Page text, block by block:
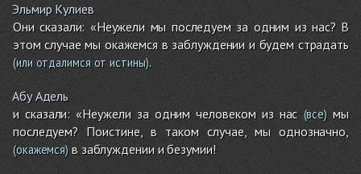
Эльмир Кулиев
Они сказали: «Неужели мы последуем за одним из нас? В
этом случае мы окажемся в заблуждении и будем страдать
(или отдалимся от истины).
Абу Адель
и сказали: «Неужели за одним человеком из нас (все) мы
последуем? Поистине, в таком случае, мы однозначно,
(окажемся) в заблуждении и безумии!